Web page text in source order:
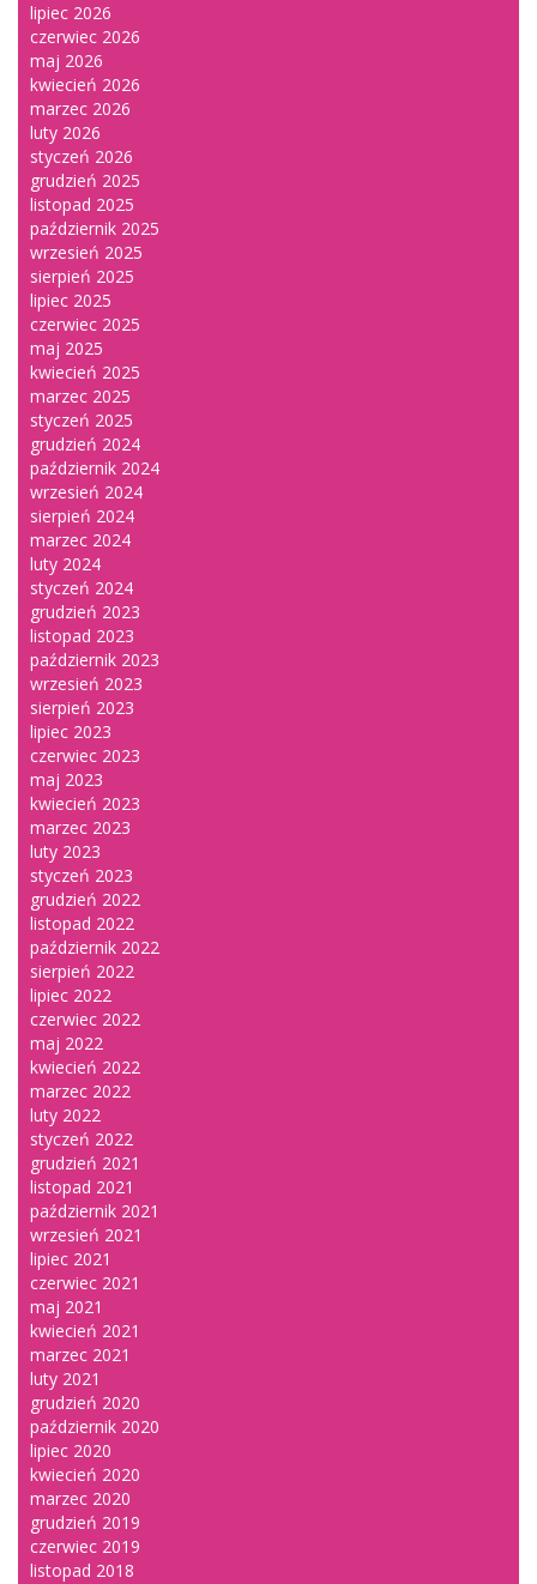
lipiec 2026
czerwiec 2026
maj 2026
kwiecień 2026
marzec 2026
luty 2026
styczeń 2026
grudzień 2025
listopad 2025
październik 2025
wrzesień 2025
sierpień 2025
lipiec 2025
czerwiec 2025
maj 2025
kwiecień 2025
marzec 2025
styczeń 2025
grudzień 2024
październik 2024
wrzesień 2024
sierpień 2024
marzec 2024
luty 2024
styczeń 2024
grudzień 2023
listopad 2023
październik 2023
wrzesień 2023
sierpień 2023
lipiec 2023
czerwiec 2023
maj 2023
kwiecień 2023
marzec 2023
luty 2023
styczeń 2023
grudzień 2022
listopad 2022
październik 2022
sierpień 2022
lipiec 2022
czerwiec 2022
maj 2022
kwiecień 2022
marzec 2022
luty 2022
styczeń 2022
grudzień 2021
listopad 2021
październik 2021
wrzesień 2021
lipiec 2021
czerwiec 2021
maj 2021
kwiecień 2021
marzec 2021
luty 2021
grudzień 2020
październik 2020
lipiec 2020
kwiecień 2020
marzec 2020
grudzień 2019
czerwiec 2019
listopad 2018